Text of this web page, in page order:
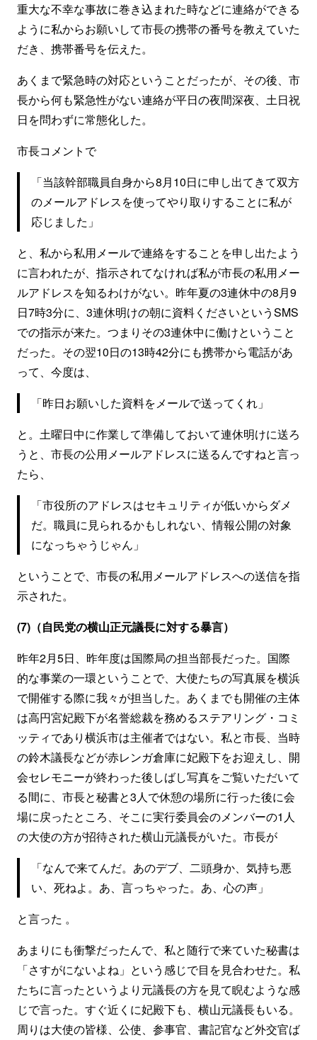
重大な不幸な事故に巻き込まれた時などに連絡ができる
ように私からお願いして市長の携帯の番号を教えていた
だき、携帯番号を伝えた。
あくまで緊急時の対応ということだったが、その後、市
長から何も緊急性がない連絡が平日の夜間深夜、土日祝
日を問わずに常態化した。
市長コメントで
「当該幹部職員自身から8月10日に申し出てきて双方
のメールアドレスを使ってやり取りすることに私が
応じました」
と、私から私用メールで連絡をすることを申し出たよう
に言われたが、指示されてなければ私が市長の私用メー
ルアドレスを知るわけがない。昨年夏の3連休中の8月9
日7時3分に、3連休明けの朝に資料くださいというSMS
での指示が来た。つまりその3連休中に働けということ
だった。その翌10日の13時42分にも携帯から電話があ
って、今度は、
「昨日お願いした資料をメールで送ってくれ」
と。土曜日中に作業して準備しておいて連休明けに送ろ
うと、市長の公用メールアドレスに送るんですねと言っ
たら、
「市役所のアドレスはセキュリティが低いからダメ
だ。職員に見られるかもしれない、情報公開の対象
になっちゃうじゃん」
ということで、市長の私用メールアドレスへの送信を指
示された。
(7)（自民党の横山正元議長に対する暴言）
昨年2月5日、昨年度は国際局の担当部長だった。国際
的な事業の一環ということで、大使たちの写真展を横浜
で開催する際に我々が担当した。あくまでも開催の主体
は高円宮妃殿下が名誉総裁を務めるステアリング・コミ
ッティであり横浜市は主催者ではない。私と市長、当時
の鈴木議長などが赤レンガ倉庫に妃殿下をお迎えし、開
会セレモニーが終わった後しばし写真をご覧いただいて
る間に、市長と秘書と3人で休憩の場所に行った後に会
場に戻ったところ、そこに実行委員会のメンバーの1人
の大使の方が招待された横山元議長がいた。市長が
「なんで来てんだ。あのデブ、二頭身か、気持ち悪
い、死ねよ。あ、言っちゃった。あ、心の声」
と言った 。
あまりにも衝撃だったんで、私と随行で来ていた秘書は
「さすがにないよね」という感じで目を見合わせた。私
たちに言ったというより元議長の方を見て睨むような感
じで言った。すぐ近くに妃殿下も、横山元議長もいる。
周りは大使の皆様、公使、参事官、書記官など外交官ば